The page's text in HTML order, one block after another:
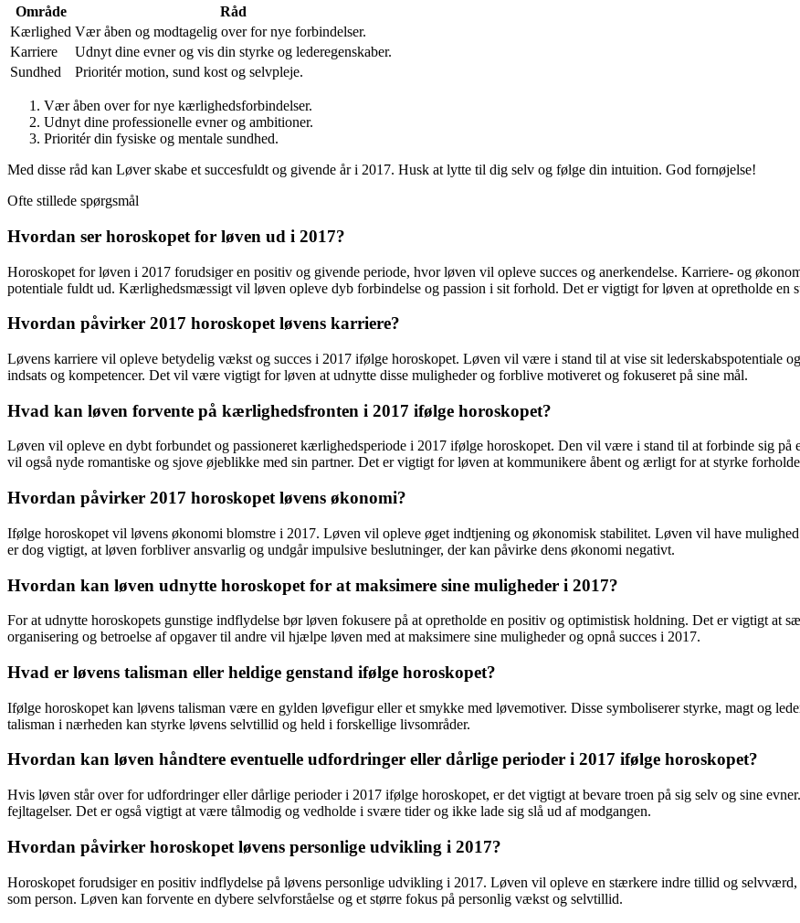
Område
Råd
Kærlighed Vær åben og modtagelig over for nye forbindelser.
Karriere
Udnyt dine evner og vis din styrke og lederegenskaber.
Sundhed
Prioritér motion, sund kost og selvpleje.
Vær åben over for nye kærlighedsforbindelser.
Udnyt dine professionelle evner og ambitioner.
Prioritér din fysiske og mentale sundhed.
Med disse råd kan Løver skabe et succesfuldt og givende år i 2017. Husk at lytte til dig selv og følge din intuition. God fornøjelse!
Ofte stillede spørgsmål
Hvordan ser horoskopet for løven ud i 2017?
Horoskopet for løven i 2017 forudsiger en positiv og givende periode, hvor løven vil opleve succes og anerkendelse. Karriere- og
potentiale fuldt ud. Kærlighedsmæssigt vil løven opleve dyb forbindelse og passion i sit forhold. Det er vigtigt for løven at opretholde en
Hvordan påvirker 2017 horoskopet løvens karriere?
Løvens karriere vil opleve betydelig vækst og succes i 2017 ifølge horoskopet. Løven vil være i stand til at vise sit lederskabspotentiale
indsats og kompetencer. Det vil være vigtigt for løven at udnytte disse muligheder og forblive motiveret og fokuseret på sine mål.
Hvad kan løven forvente på kærlighedsfronten i 2017 ifølge horoskopet?
Løven vil opleve en dybt forbundet og passioneret kærlighedsperiode i 2017 ifølge horoskopet. Den vil være i stand til at forbinde sig på
vil også nyde romantiske og sjove øjeblikke med sin partner. Det er vigtigt for løven at kommunikere åbent og ærligt for at styrke
Hvordan påvirker 2017 horoskopet løvens økonomi?
Ifølge horoskopet vil løvens økonomi blomstre i 2017. Løven vil opleve øget indtjening og økonomisk stabilitet. Løven vil have
er dog vigtigt, at løven forbliver ansvarlig og undgår impulsive beslutninger, der kan påvirke dens økonomi negativt.
Hvordan kan løven udnytte horoskopet for at maksimere sine muligheder i 2017?
For at udnytte horoskopets gunstige indflydelse bør løven fokusere på at opretholde en positiv og optimistisk holdning. Det er vigtigt at
organisering og betroelse af opgaver til andre vil hjælpe løven med at maksimere sine muligheder og opnå succes i 2017.
Hvad er løvens talisman eller heldige genstand ifølge horoskopet?
Ifølge horoskopet kan løvens talisman være en gylden løvefigur eller et smykke med løvemotiver. Disse symboliserer styrke, magt og
talisman i nærheden kan styrke løvens selvtillid og held i forskellige livsområder.
Hvordan kan løven håndtere eventuelle udfordringer eller dårlige perioder i 2017 ifølge horoskopet?
Hvis løven står over for udfordringer eller dårlige perioder i 2017 ifølge horoskopet, er det vigtigt at bevare troen på sig selv og sine
fejltagelser. Det er også vigtigt at være tålmodig og vedholde i svære tider og ikke lade sig slå ud af modgangen.
Hvordan påvirker horoskopet løvens personlige udvikling i 2017?
Horoskopet forudsiger en positiv indflydelse på løvens personlige udvikling i 2017. Løven vil opleve en stærkere indre tillid og
som person. Løven kan forvente en dybere selvforståelse og et større fokus på personlig vækst og selvtillid.